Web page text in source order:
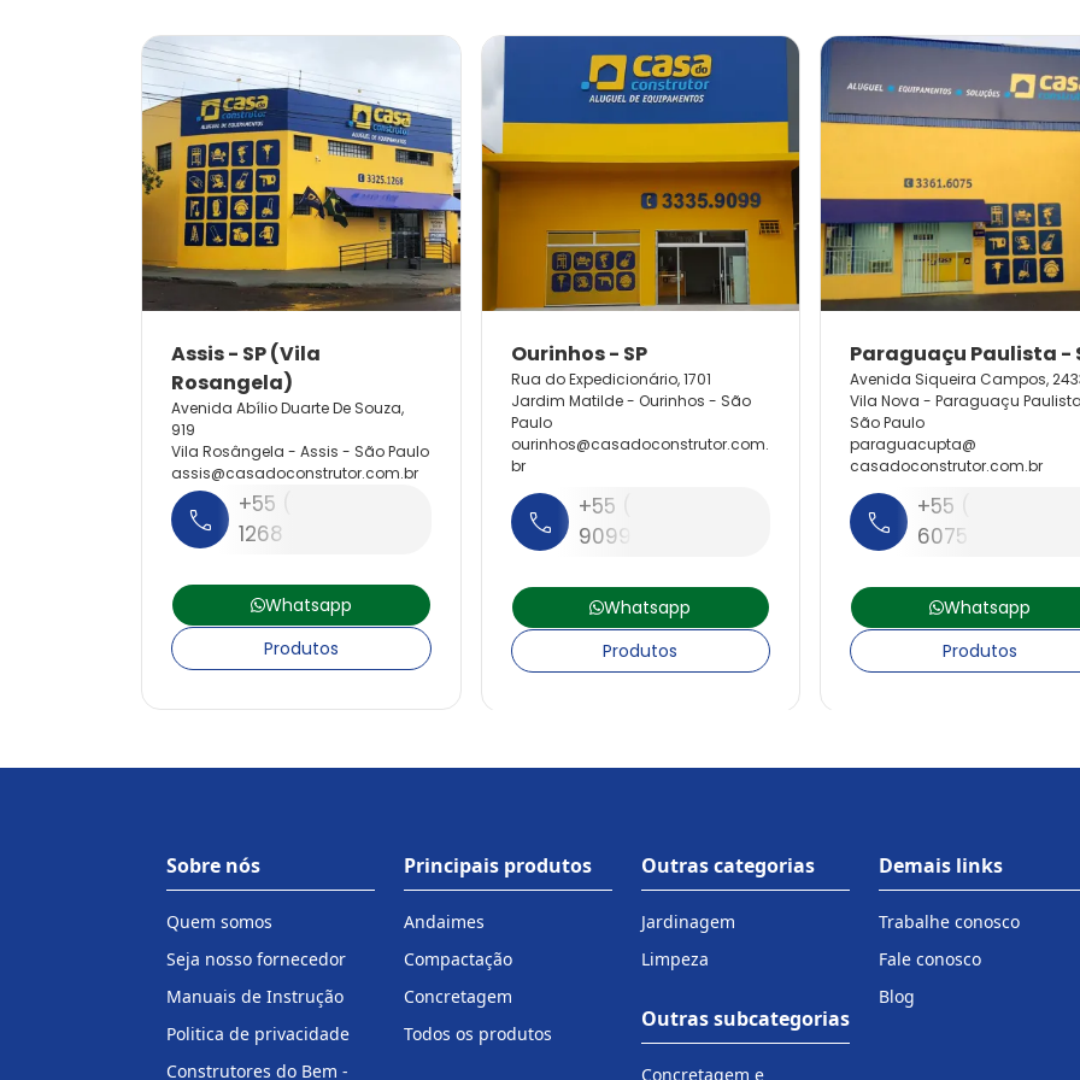
Avenida Abílio Duarte De Souza,
919
Vila Rosângela - Assis - São Paulo
assis@casadoconstrutor.com.br
+55 (18) 3325-
1268
Whatsapp
Produtos
Rua do Expedicionário, 1701
Jardim Matilde - Ourinhos - São
Paulo
ourinhos@casadoconstrutor.com.
br
+55 (14) 3335-
9099
Whatsapp
Produtos
Avenida Siqueira Campos,
Vila Nova - Paraguaçu
São Paulo
paraguacupta@
casadoconstrutor.com.br
+55 (18) 3361-
6075
Whatsapp
Produtos
Sobre nós
Quem somos
Seja nosso fornecedor
Manuais de Instrução
Politica de privacidade
Construtores do Bem -
Principais produtos
Andaimes
Compactação
Concretagem
Todos os produtos
Outras categorias
Jardinagem
Limpeza
Outras subcategorias
Concretagem e
Demais links
Trabalhe conosco
Fale conosco
Blog